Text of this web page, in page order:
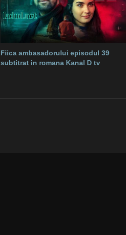
Fiica ambasadorului episodul 39
subtitrat in romana Kanal D tv